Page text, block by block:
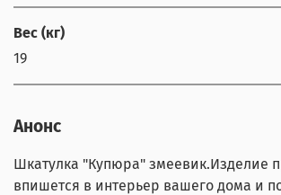
Вес (кг)
19
Анонс
Шкатулка "Купюра" змеевик.Изделие
впишется в интерьер вашего дома и